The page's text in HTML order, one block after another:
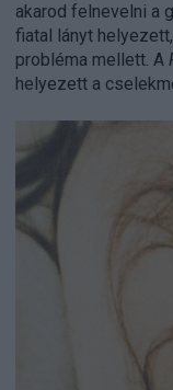
akarod felnevelni a
fiatal lányt
probléma mellett. A
helyezett a